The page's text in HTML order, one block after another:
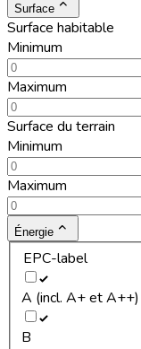
Surface
Surface habitable
Minimum
Maximum
Surface du terrain
Minimum
Maximum
Énergie
EPC-label
A (incl. A+ et A++)
B